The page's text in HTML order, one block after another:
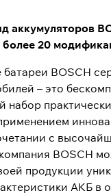
аккумуляторов
более 20
BOSCH
– это
набор
с
BOSCH
продукции
АКБ в